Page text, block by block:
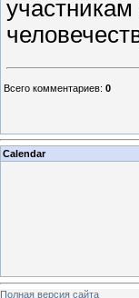
Всего комментариев: 0
Calendar
Полная версия сайта